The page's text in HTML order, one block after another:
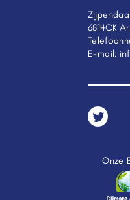
6814CK
E-mail:
Onze